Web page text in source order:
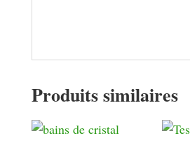
Produits similaires